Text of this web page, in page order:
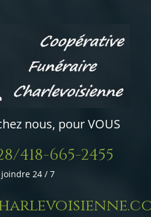
nous, pour VOUS
418-665-2455
24 / 7